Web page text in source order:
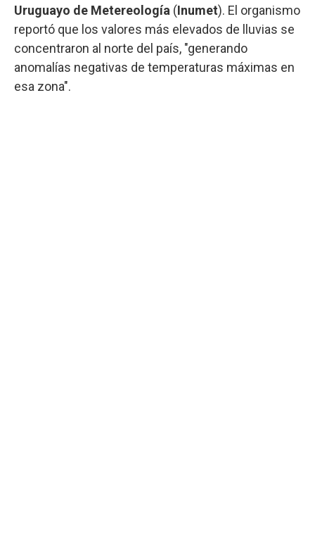
Uruguayo de Metereología (Inumet). El organismo
reportó que los valores más elevados de lluvias se
concentraron al norte del país, "generando
anomalías negativas de temperaturas máximas en
esa zona".